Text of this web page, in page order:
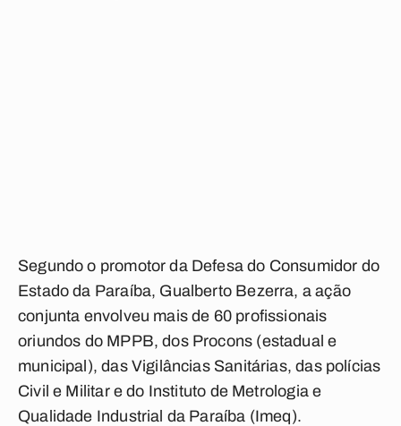
Segundo o promotor da Defesa do Consumidor do
Estado da Paraíba, Gualberto Bezerra, a ação
conjunta envolveu mais de 60 profissionais
oriundos do MPPB, dos Procons (estadual e
municipal), das Vigilâncias Sanitárias, das polícias
Civil e Militar e do Instituto de Metrologia e
Qualidade Industrial da Paraíba (Imeq).